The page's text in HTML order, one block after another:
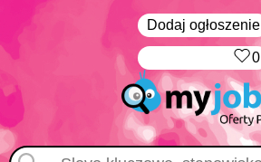
Dodaj ogłoszenie
0